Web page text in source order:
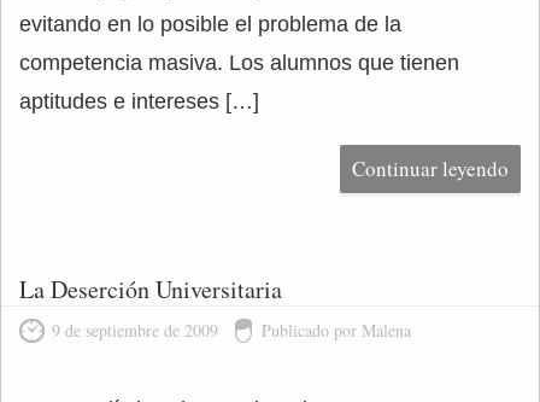
evitando en lo posible el problema de la
competencia masiva. Los alumnos que tienen
aptitudes e intereses […]
Continuar leyendo
La Deserción Universitaria
9 de septiembre de 2009 Publicado por Malena